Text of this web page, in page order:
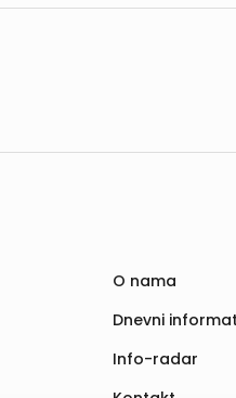
O nama
Dnevni
Info-radar